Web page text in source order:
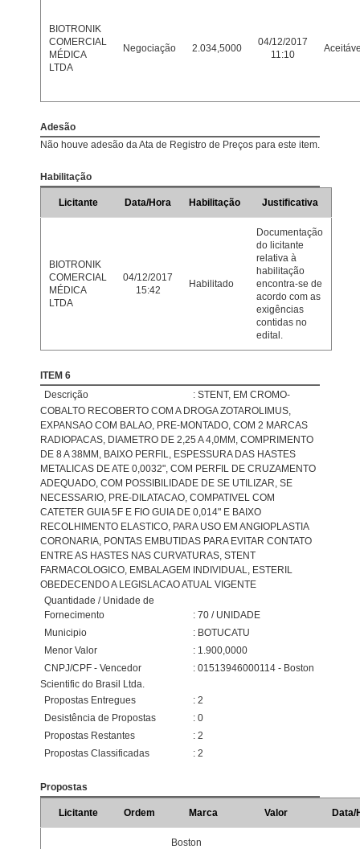
BIOTRONIK
COMERCIAL
MÉDICA
LTDA
Negociação 2.034,5000
04/12/2017
11:10
Adesão
Não houve adesão da Ata de Registro de Preços para este item.
Habilitação
Licitante Data/Hora Habilitação Justificativa
BIOTRONIK
COMERCIAL
MÉDICA
LTDA
04/12/2017
15:42
Habilitado
Documentação
do licitante
relativa à
habilitação
encontra-se de
acordo com as
exigências
contidas no
edital.
ITEM 6
Descrição
: STENT, EM CROMO-
COBALTO RECOBERTO COM A DROGA ZOTAROLIMUS,
EXPANSAO COM BALAO, PRE-MONTADO, COM 2 MARCAS
RADIOPACAS, DIAMETRO DE 2,25 A 4,0MM, COMPRIMENTO
DE 8 A 38MM, BAIXO PERFIL, ESPESSURA DAS HASTES
METALICAS DE ATE 0,0032", COM PERFIL DE CRUZAMENTO
ADEQUADO, COM POSSIBILIDADE DE SE UTILIZAR, SE
NECESSARIO, PRE-DILATACAO, COMPATIVEL COM
CATETER GUIA 5F E FIO GUIA DE 0,014" E BAIXO
RECOLHIMENTO ELASTICO, PARA USO EM ANGIOPLASTIA
CORONARIA, PONTAS EMBUTIDAS PARA EVITAR CONTATO
ENTRE AS HASTES NAS CURVATURAS, STENT
FARMACOLOGICO, EMBALAGEM INDIVIDUAL, ESTERIL
OBEDECENDO A LEGISLACAO ATUAL VIGENTE
Quantidade / Unidade de
Fornecimento
: 70 / UNIDADE
Municipio
: BOTUCATU
Menor Valor
: 1.900,0000
CNPJ/CPF - Vencedor
: 01513946000114 - Boston
Scientific do Brasil Ltda.
Propostas Entregues
: 2
Desistência de Propostas
: 0
Propostas Restantes
: 2
Propostas Classificadas
: 2
Propostas
Licitante Ordem Marca Valor Data/
Boston